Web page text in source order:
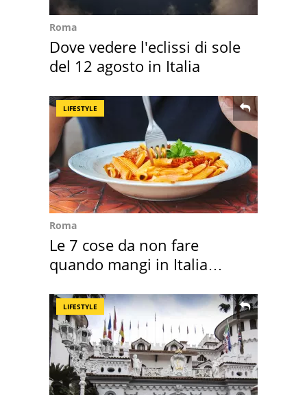
Roma
Dove vedere l'eclissi di sole
del 12 agosto in Italia
LIFESTYLE
Roma
Le 7 cose da non fare
quando mangi in Italia
LIFESTYLE